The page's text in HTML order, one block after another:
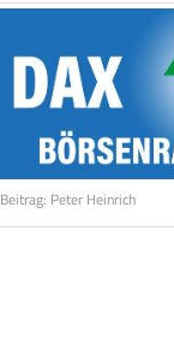
Beitrag: Peter Heinrich